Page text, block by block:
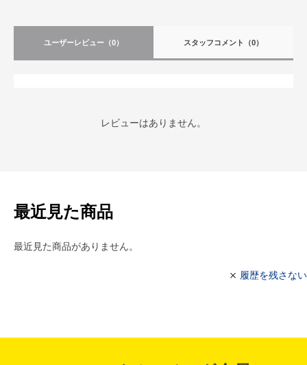
ユーザーレビュー （0） スタッフコメント （0）
レビューはありません。
最近見た商品
最近見た商品がありません。
履歴を残さない